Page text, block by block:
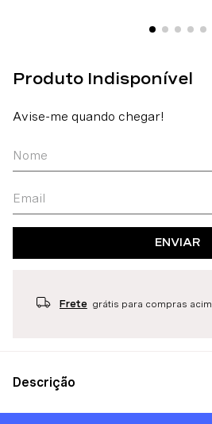
ENVIAR
Frete grátis para compras
Descrição